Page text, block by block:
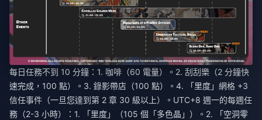
每日任務不到 10 分鐘：1. 咖啡（60 電量）。2. 刮刮樂（2 分鐘快
速完成，100 點）。3. 錄影帶店（100 點）。4. 「里度」網格 +3
信任事件（一旦您達到第 2 章 30 級以上）。UTC+8 週一的每週任
務（2-3 小時）：1. 「里度」（105 個「多色晶」）。2. 「空洞零